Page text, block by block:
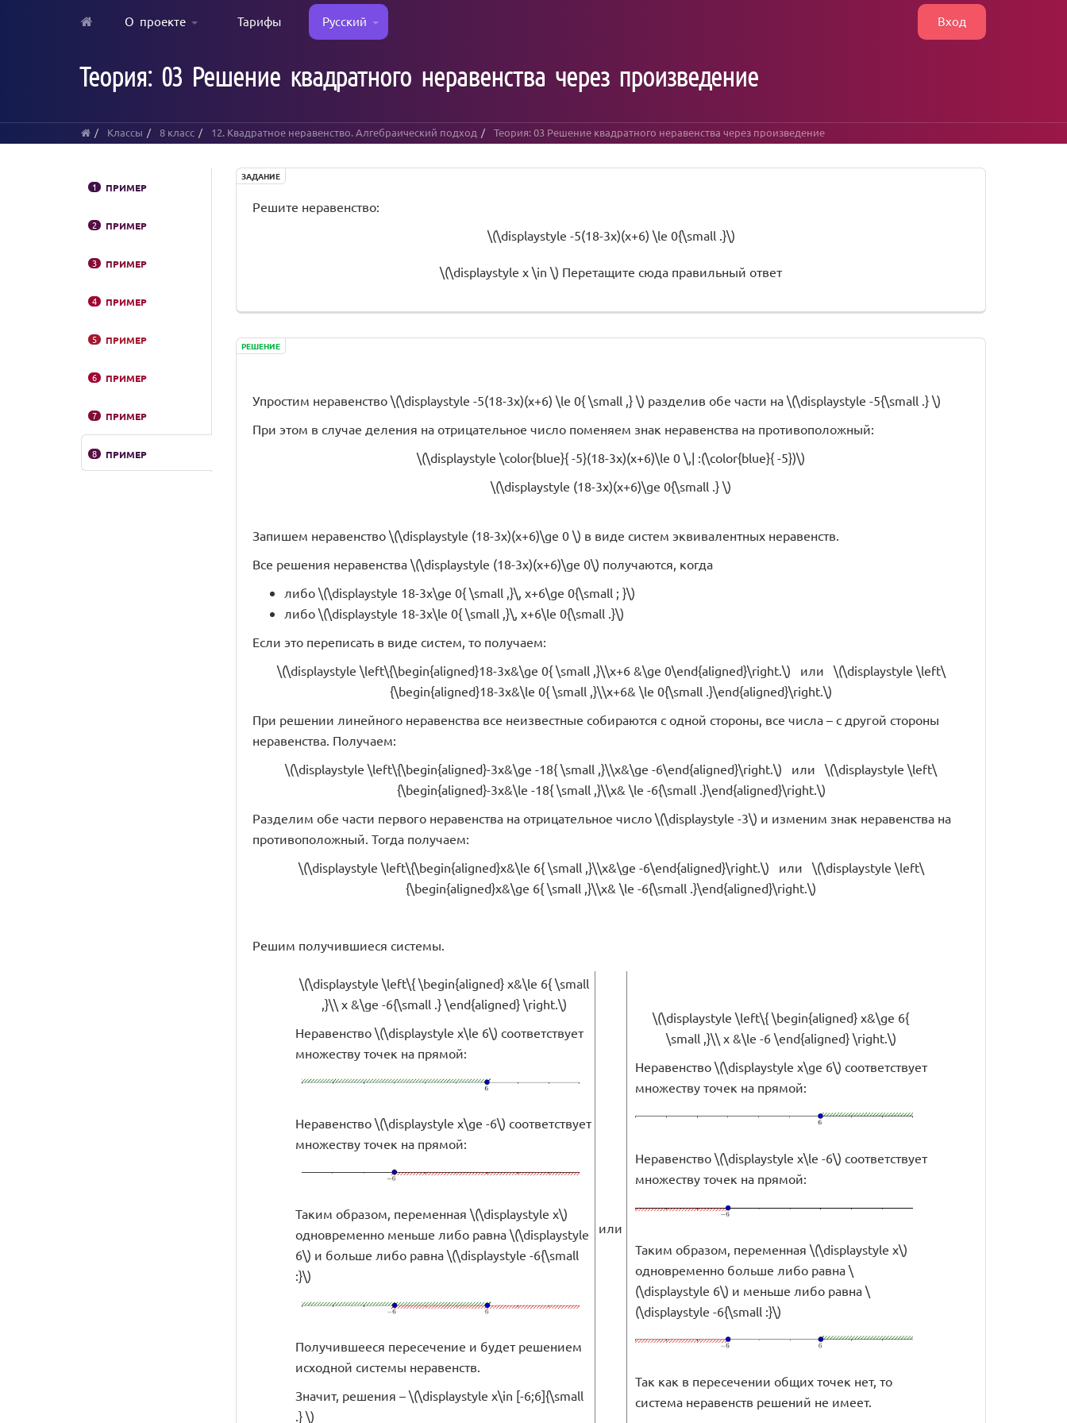
О проекте Тарифы Русский Вход
Теория: 03 Решение квадратного неравенства через произведение
Классы 8 класс 12. Квадратное неравенство. Алгебраический подход Теория: 03 Решение квадратного неравенства через произведение
1 ПРИМЕР
2 ПРИМЕР
3 ПРИМЕР
4 ПРИМЕР
5 ПРИМЕР
6 ПРИМЕР
7 ПРИМЕР
8 ПРИМЕР
ЗАДАНИЕ
Решите неравенство:
\(\displaystyle -5(18-3x)(x+6) \le 0{\small .}\)
\(\displaystyle x \in \) Перетащите сюда правильный ответ
РЕШЕНИЕ
Упростим неравенство \(\displaystyle -5(18-3x)(x+6) \le 0{ \small ,} \) разделив обе части на \(\displaystyle -5{\small .} \)
При этом в случае деления на отрицательное число поменяем знак неравенства на противоположный:
\(\displaystyle \color{blue}{ -5}(18-3x)(x+6)\le 0 \,| :(\color{blue}{ -5})\)
\(\displaystyle (18-3x)(x+6)\ge 0{\small .} \)
Запишем неравенство \(\displaystyle (18-3x)(x+6)\ge 0 \) в виде систем эквивалентных неравенств.
Все решения неравенства\(\displaystyle (18-3x)(x+6)\ge 0\) получаются, когда
либо \(\displaystyle 18-3x\ge 0{ \small ,}\, x+6\ge 0{\small ; }\)
либо \(\displaystyle 18-3x\le 0{ \small ,}\, x+6\le 0{\small .}\)
Если это переписать в виде систем, то получаем:
\(\displaystyle \left\{\begin{aligned}18-3x&\ge 0{ \small ,}\\x+6 &\ge 0\end{aligned}\right.\) или \(\displaystyle \left\
{\begin{aligned}18-3x&\le 0{ \small ,}\\x+6& \le 0{\small .}\end{aligned}\right.\)
При решении линейного неравенства все неизвестные собираются с одной стороны, все числа – с другой стороны
неравенства. Получаем:
\(\displaystyle \left\{\begin{aligned}-3x&\ge -18{ \small ,}\\x&\ge -6\end{aligned}\right.\) или \(\displaystyle \left\
{\begin{aligned}-3x&\le -18{ \small ,}\\x& \le -6{\small .}\end{aligned}\right.\)
Разделим обе части первого неравенства на отрицательное число \(\displaystyle -3\) и изменим знак неравенства на
противоположный. Тогда получаем:
\(\displaystyle \left\{\begin{aligned}x&\le 6{ \small ,}\\x&\ge -6\end{aligned}\right.\) или \(\displaystyle \left\
{\begin{aligned}x&\ge 6{ \small ,}\\x& \le -6{\small .}\end{aligned}\right.\)
Решим получившиеся системы.
\(\displaystyle \left\{ \begin{aligned} x&\le 6{ \small
,}\\ x &\ge -6{\small .} \end{aligned} \right.\)
Неравенство \(\displaystyle x\le 6\) соответствует
множеству точек на прямой:
Неравенство \(\displaystyle x\ge -6\) соответствует
множеству точек на прямой:
Таким образом, переменная \(\displaystyle x\)
одновременно меньше либо равна \(\displaystyle
6\) и больше либо равна \(\displaystyle -6{\small
:}\)
Получившееся пересечение и будет решением
исходной системы неравенств.
Значит, решения – \(\displaystyle x\in [-6;6]{\small
.} \)
или
\(\displaystyle \left\{ \begin{aligned} x&\ge 6{
\small ,}\\ x &\le -6 \end{aligned} \right.\)
Неравенство \(\displaystyle x\ge 6\) соответствует
множеству точек на прямой:
Неравенство \(\displaystyle x\le -6\) соответствует
множеству точек на прямой:
Таким образом, переменная \(\displaystyle x\)
одновременно больше либо равна \
(\displaystyle 6\) и меньше либо равна \
(\displaystyle -6{\small :}\)
Так как в пересечении общих точек нет, то
система неравенств решений не имеет.